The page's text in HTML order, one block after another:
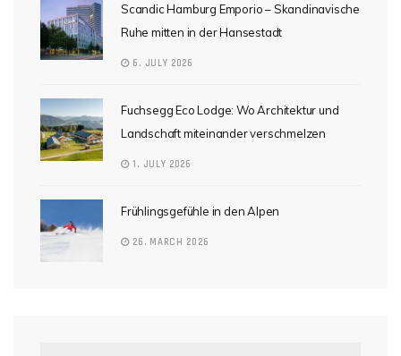
Scandic Hamburg Emporio – Skandinavische
Ruhe mitten in der Hansestadt
6. JULY 2026
Fuchsegg Eco Lodge: Wo Architektur und
Landschaft miteinander verschmelzen
1. JULY 2026
Frühlingsgefühle in den Alpen
26. MARCH 2026